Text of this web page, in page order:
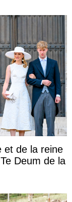
et de la reine
Deum de la